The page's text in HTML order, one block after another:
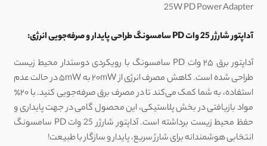
25W PD Power Adapter
آداپتور شارژر 25 وات PD سامسونگ طراحی پایدار و صرفه‌جویی انرژی:
آداپتور برق ۲۵ وات PD سامسونگ با رویکردی دوستدار محیط ‌زیست
طراحی شده است. کاهش مصرف انرژی از ۲۰mW به ۵mW در حالت عدم
استفاده، به شما کمک می‌کند تا در مصرف برق صرفه‌جویی کنید. با ۲۰٪
مواد بازیافتی در بخش پلاستیکی، این محصول گامی در جهت پایداری و
حفظ محیط ‌زیست برداشته است. آداپتور شارژر 25 وات PD سامسونگ
انتخابی هوشمندانه برای شارژ سریع، پایدار و سازگار با طبیعت!